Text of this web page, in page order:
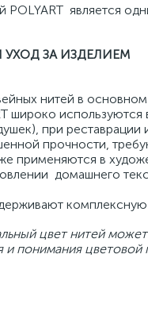
POLYART является
ЗА ИЗДЕЛИЕМ
нитей в
широко
при реставрации
прочности,
применяются в
домашнего
цвет нитей
и понимания